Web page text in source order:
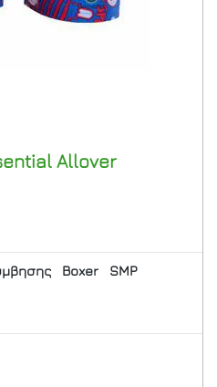
Allover
Boxer SMP